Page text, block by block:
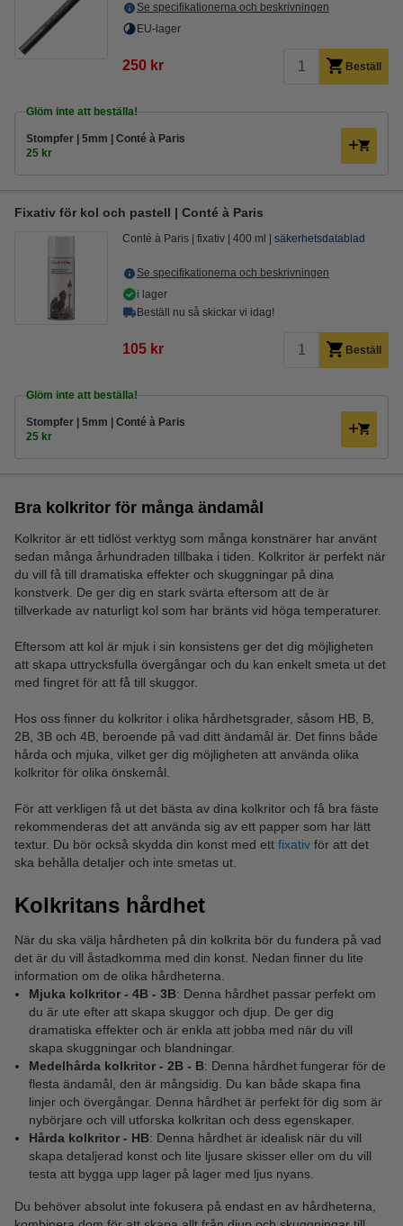
Se specifikationerna och beskrivningen
EU-lager
250 kr Beställ
Glöm inte att beställa!
Stompfer | 5mm | Conté à Paris
25 kr
Fixativ för kol och pastell | Conté à Paris
Conté à Paris fixativ 400 ml säkerhetsdatablad
Se specifikationerna och beskrivningen
i lager
Beställ nu så skickar vi idag!
105 kr Beställ
Glöm inte att beställa!
Stompfer | 5mm | Conté à Paris
25 kr
Bra kolkritor för många ändamål
Kolkritor är ett tidlöst verktyg som många konstnärer har använt
sedan många århundraden tillbaka i tiden. Kolkritor är perfekt när
du vill få till dramatiska effekter och skuggningar på dina
konstverk. De ger dig en stark svärta eftersom att de är
tillverkade av naturligt kol som har bränts vid höga temperaturer.
Eftersom att kol är mjuk i sin konsistens ger det dig möjligheten
att skapa uttrycksfulla övergångar och du kan enkelt smeta ut det
med fingret för att få till skuggor.
Hos oss finner du kolkritor i olika hårdhetsgrader, såsom HB, B,
2B, 3B och 4B, beroende på vad ditt ändamål är. Det finns både
hårda och mjuka, vilket ger dig möjligheten att använda olika
kolkritor för olika önskemål.
För att verkligen få ut det bästa av dina kolkritor och få bra fäste
rekommenderas det att använda sig av ett papper som har lätt
textur. Du bör också skydda din konst med ett fixativ för att det
ska behålla detaljer och inte smetas ut.
Kolkritans hårdhet
När du ska välja hårdheten på din kolkrita bör du fundera på vad
det är du vill åstadkomma med din konst. Nedan finner du lite
information om de olika hårdheterna.
Mjuka kolkritor - 4B - 3B: Denna hårdhet passar perfekt om
du är ute efter att skapa skuggor och djup. De ger dig
dramatiska effekter och är enkla att jobba med när du vill
skapa skuggningar och blandningar.
Medelhårda kolkritor - 2B - B: Denna hårdhet fungerar för de
flesta ändamål, den är mångsidig. Du kan både skapa fina
linjer och övergångar. Denna hårdhet är perfekt för dig som är
nybörjare och vill utforska kolkritan och dess egenskaper.
Hårda kolkritor - HB: Denna hårdhet är idealisk när du vill
skapa detaljerad konst och lite ljusare skisser eller om du vill
testa att bygga upp lager på lager med ljus nyans.
Du behöver absolut inte fokusera på endast en av hårdheterna,